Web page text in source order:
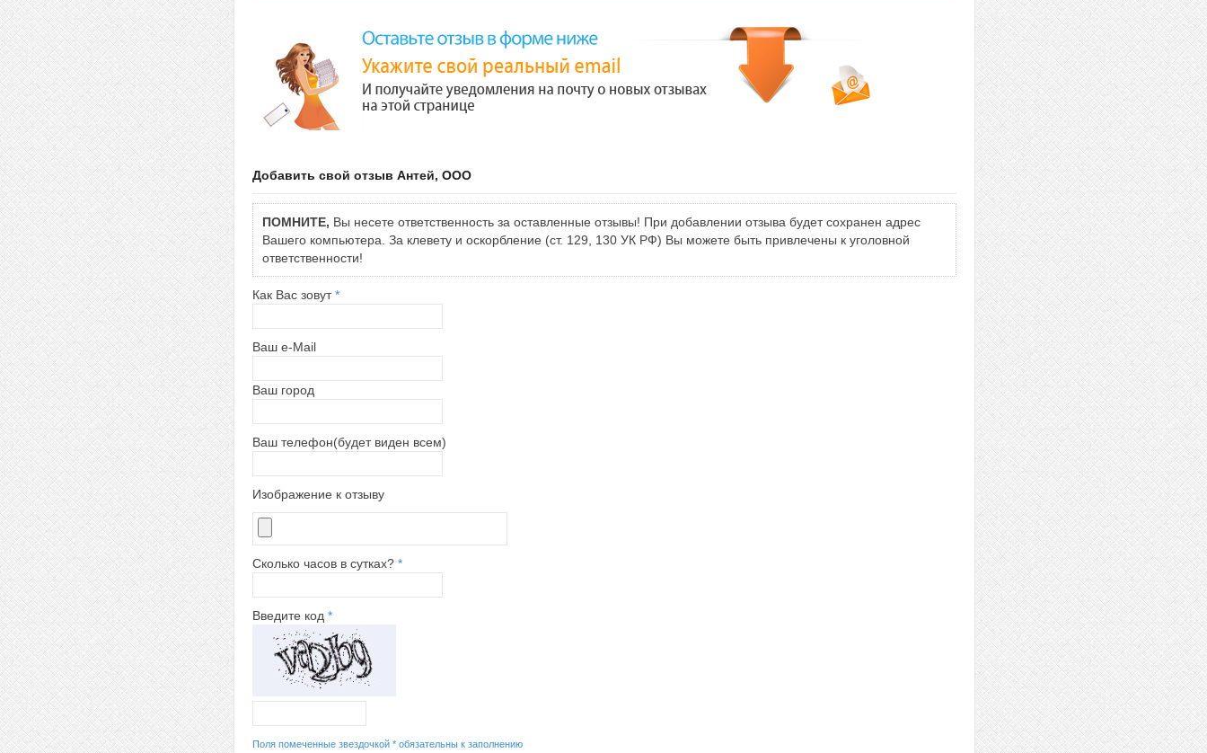
Добавить свой отзыв Антей, ООО
ПОМНИТЕ, Вы несете ответственность за оставленные отзывы! При добавлении отзыва будет сохранен адрес
Вашего компьютера. За клевету и оскорбление (ст. 129, 130 УК РФ) Вы можете быть привлечены к уголовной
ответственности!
Как Вас зовут*
Ваш e-Mail
Ваш город
Ваш телефон(будет виден всем)
Изображение к отзыву
Сколько часов в сутках? *
Введите код *
Поля помеченные звездочкой * обязательны к заполнению